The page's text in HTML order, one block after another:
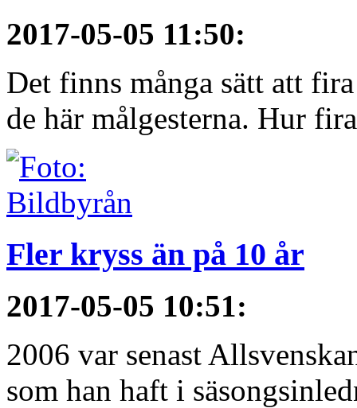
2017-05-05 11:50:
Det finns många sätt att
de här målgesterna. Hur
Fler kryss än på 10 år
2017-05-05 10:51 :
2006 var senast
som han haft i